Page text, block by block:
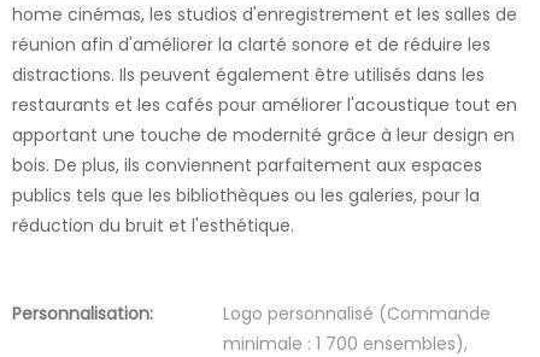
home cinémas, les studios d'enregistrement et les salles de
réunion afin d'améliorer la clarté sonore et de réduire les
distractions. Ils peuvent également être utilisés dans les
restaurants et les cafés pour améliorer l'acoustique tout en
apportant une touche de modernité grâce à leur design en
bois. De plus, ils conviennent parfaitement aux espaces
publics tels que les bibliothèques ou les galeries, pour la
réduction du bruit et l'esthétique.
Personnalisation:
Logo personnalisé (Commande
minimale : 1 700 ensembles),